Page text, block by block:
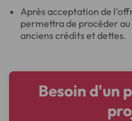
Après acceptation de
permettra de procéder
anciens crédits et dettes.
Besoin d'un